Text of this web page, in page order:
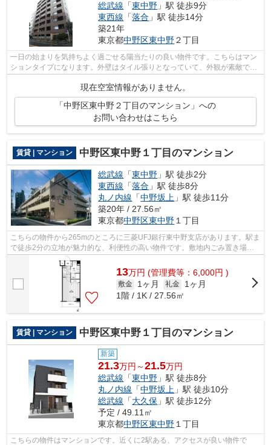
総武線 「東中野 」駅 徒歩9分
東西線 「落合 」駅 徒歩14分
築21年
東京都中野区東中野２丁目
一日の始まりを気持ちよく過ごせる陽当たりの良い物件です。こちらはマン
ションタイプになります。外壁はタイル張りとなっていて、外観が素敵で
現在空室情報がありません。
「中野区東中野２丁目のマンション」への
お問い合わせはこちら
賃貸 | マンション 中野区東中野１丁目のマンション
総武線 「東中野 」駅 徒歩2分
東西線 「落合 」駅 徒歩8分
丸ノ内線 「中野坂上 」駅 徒歩11分
築20年 / 27.56㎡
東京都中野区東中野 １丁目
こちらの物件から265mのところに三菱UFJ銀行東中野支店があります。駅ま
で徒歩2分の立地が魅力的な、利便性の高い物件です。敷地内ごみ置き場が
あればごみをもって歩く距離も少なくて...
13万円 (管理費等：6,000円 )
敷金 1ヶ月 礼金
1ヶ月
1階 / 1K / 27.56㎡
賃貸 | マンション 中野区東中野１丁目のマンション
新築
21.3万円～21.5万円
総武線 「東中野 」駅 徒歩8分
丸ノ内線 「中野坂上 」駅 徒歩10分
総武線 「大久保 」駅 徒歩12分
予定 / 49.11㎡
東京都中野区東中野 １丁目
こちらの物件はマンションです。近くに2駅ある、アクセスが良い物件で